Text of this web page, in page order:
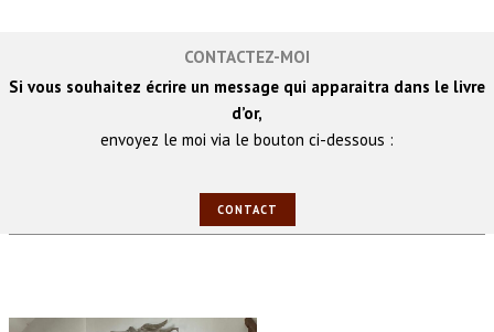
CONTACTEZ-MOI
Si vous souhaitez écrire un message qui apparaitra dans le livre
d’or,
envoyez le moi via le bouton ci-dessous :
CONTACT